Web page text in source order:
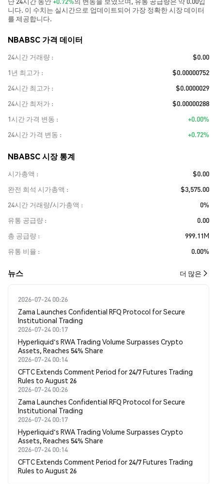
니다. 이 수치는 실시간으로 업데이트되어 가장 정확한 시장 데이터
를 제공합니다.
NBABSC 가격 데이터
24시간 거래량
$0.00
1년 최고가
$0.00000752
24시간 최고가
$0.0000029
24시간 최저가
$0.00000288
1시간 가격 변동
+0.00%
24시간 가격 변동
+0.72%
NBABSC 시장 통계
시가총액
$0.00
완전 희석 시가총액
$3,575.00
24시간 거래량/시가총액
0%
유통 공급량
0.00
총 공급량
999.11M
유통 비율
0.00%
뉴스 더 많은
2026-07-24 00:26
Zama Launches Confidential RFQ Protocol for Secure
Institutional Trading
2026-07-24 00:17
Hyperliquid's RWA Trading Volume Surpasses Crypto
Assets, Reaches 54% Share
2026-07-24 00:14
CFTC Extends Comment Period for 24/7 Futures Trading
Rules to August 26
2026-07-24 00:26
Zama Launches Confidential RFQ Protocol for Secure
Institutional Trading
2026-07-24 00:17
Hyperliquid's RWA Trading Volume Surpasses Crypto
Assets, Reaches 54% Share
2026-07-24 00:14
CFTC Extends Comment Period for 24/7 Futures Trading
Rules to August 26